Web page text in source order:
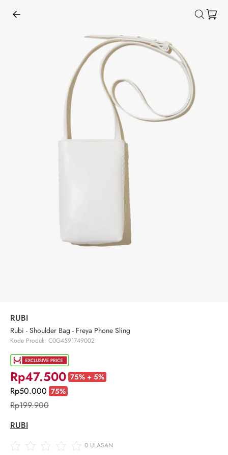
RUBI
Rubi - Shoulder Bag - Freya Phone Sling
Kode Produk: C0G4591749002
Rp47.500 75% + 5%
Rp50.000 75%
Rp199.900
RUBI
0 ULASAN